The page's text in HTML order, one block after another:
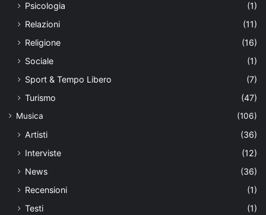
Psicologia
(1)
Relazioni
(11)
Religione
(16)
Sociale
(1)
Sport & Tempo Libero
(7)
Turismo
(47)
Musica (106)
Artisti
(36)
Interviste
(12)
News
(36)
Recensioni
(1)
Testi
(1)